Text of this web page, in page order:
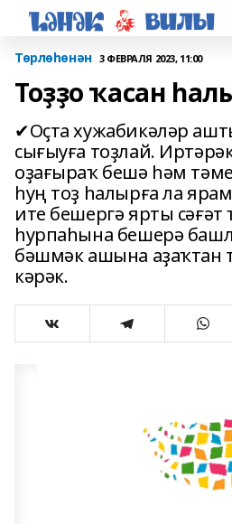
Төрлөһөнән 3 ФЕВРАЛЯ 2023, 11:00
Тоҙҙо ҡасан
✔Оҫта хужабикәләр
сығыуға тоҙлай.
оҙағыраҡ бешә һәм
һуң тоҙ һалырға ла
ите бешергә ярты сәғәт
һурпаһына бешерә
бәшмәк ашына аҙаҡтан
кәрәк.